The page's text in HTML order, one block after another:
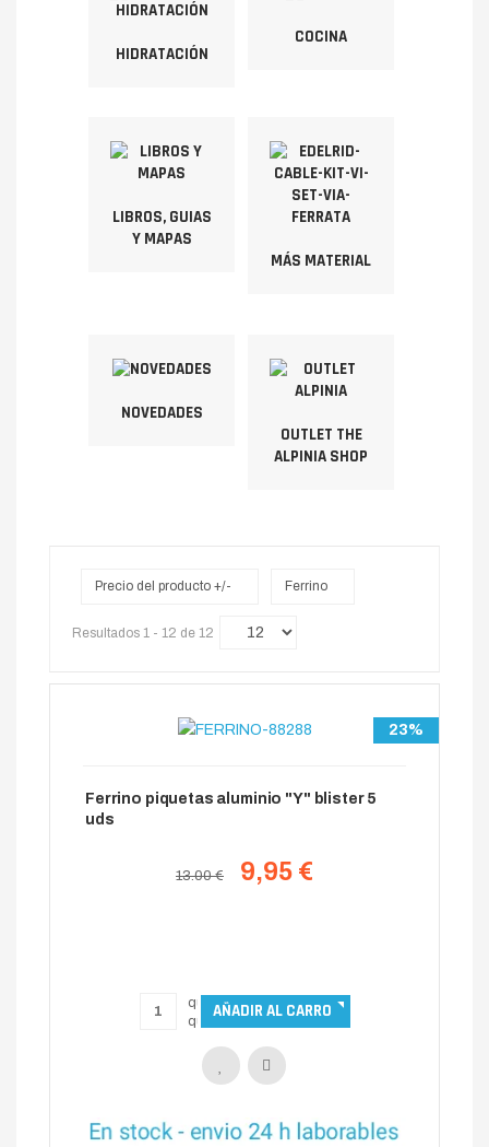
HIDRATACIÓN
COCINA
LIBROS, GUIAS
Y MAPAS
MÁS MATERIAL
NOVEDADES
OUTLET THE
ALPINIA SHOP
Precio del producto +/- Ferrino
Resultados 1 - 12 de 12
23%
Ferrino piquetas aluminio "Y" blister 5
uds
13.00 € 9,95 €